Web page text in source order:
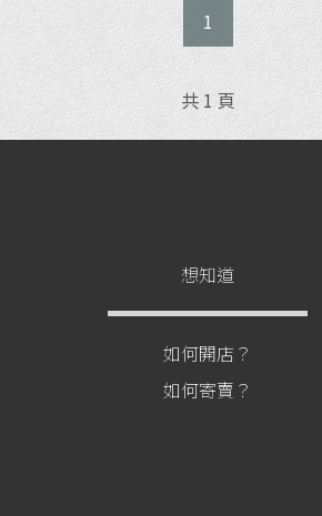
1
共 1 頁
想知道
如何開店？
如何寄賣？